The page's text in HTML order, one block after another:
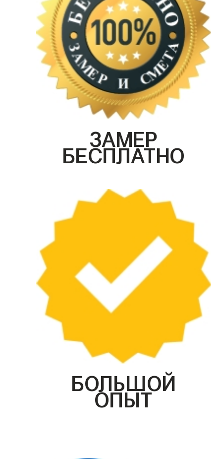
ЗАМЕР
БЕСПЛАТНО
БОЛЬШОЙ
ОПЫТ